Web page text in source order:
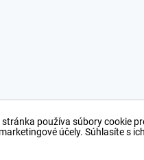
používa súbory cookie
účely. Súhlasíte s